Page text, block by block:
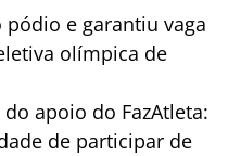
e garantiu vaga
olímpica de
apoio do FazAtleta:
de participar de